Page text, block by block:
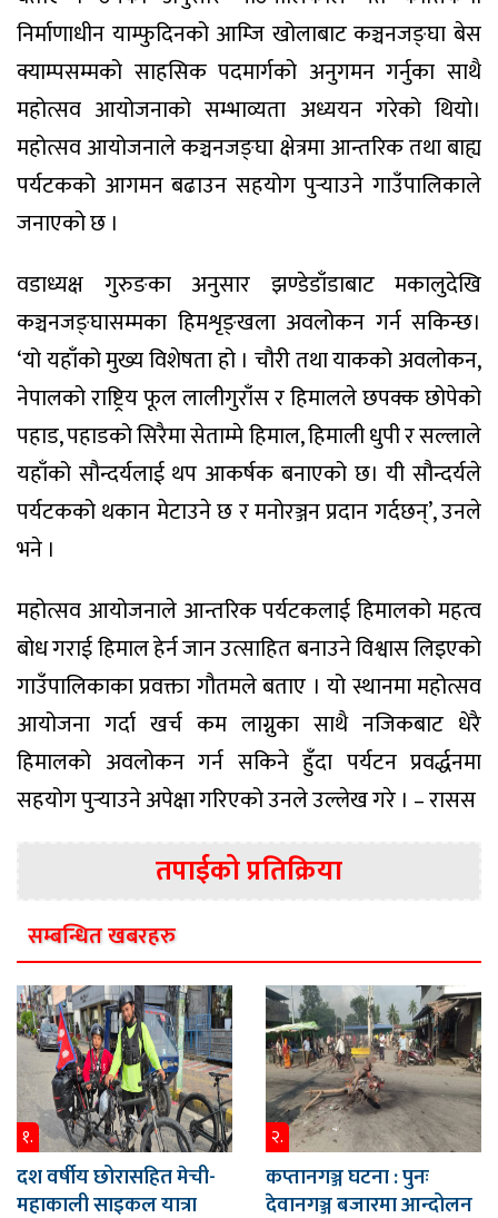
निर्माणाधीन याम्फुदिनको आम्जि खोलाबाट कञ्चनजङ्घा बेस
क्याम्पसम्मको साहसिक पदमार्गको अनुगमन गर्नुका साथै
महोत्सव आयोजनाको सम्भाव्यता अध्ययन गरेको थियो।
महोत्सव आयोजनाले कञ्चनजङ्घा क्षेत्रमा आन्तरिक तथा बाह्य
पर्यटकको आगमन बढाउन सहयोग पुर्‍याउने गाउँपालिकाले
जनाएको छ ।
वडाध्यक्ष गुरुङका अनुसार झण्डेडाँडाबाट मकालुदेखि
कञ्चनजङ्घासम्मका हिमशृङ्खला अवलोकन गर्न सकिन्छ।
‘यो यहाँको मुख्य विशेषता हो । चौरी तथा याकको अवलोकन,
नेपालको राष्ट्रिय फूल लालीगुराँस र हिमालले छपक्क छोपेको
पहाड, पहाडको सिरैमा सेताम्मे हिमाल, हिमाली धुपी र सल्लाले
यहाँको सौन्दर्यलाई थप आकर्षक बनाएको छ। यी सौन्दर्यले
पर्यटकको थकान मेटाउने छ र मनोरञ्जन प्रदान गर्दछन्’, उनले
भने ।
महोत्सव आयोजनाले आन्तरिक पर्यटकलाई हिमालको महत्व
बोध गराई हिमाल हेर्न जान उत्साहित बनाउने विश्वास लिइएको
गाउँपालिकाका प्रवक्ता गौतमले बताए । यो स्थानमा महोत्सव
आयोजना गर्दा खर्च कम लाग्नुका साथै नजिकबाट धेरै
हिमालको अवलोकन गर्न सकिने हुँदा पर्यटन प्रवर्द्धनमा
सहयोग पुर्‍याउने अपेक्षा गरिएको उनले उल्लेख गरे । – रासस
तपाईको प्रतिक्रिया
सम्बन्धित खबरहरु
१.
दश वर्षीय छोरासहित मेची-
महाकाली साइकल यात्रा
२.
कप्तानगञ्ज घटना : पुनः
देवानगञ्ज बजारमा आन्दोलन